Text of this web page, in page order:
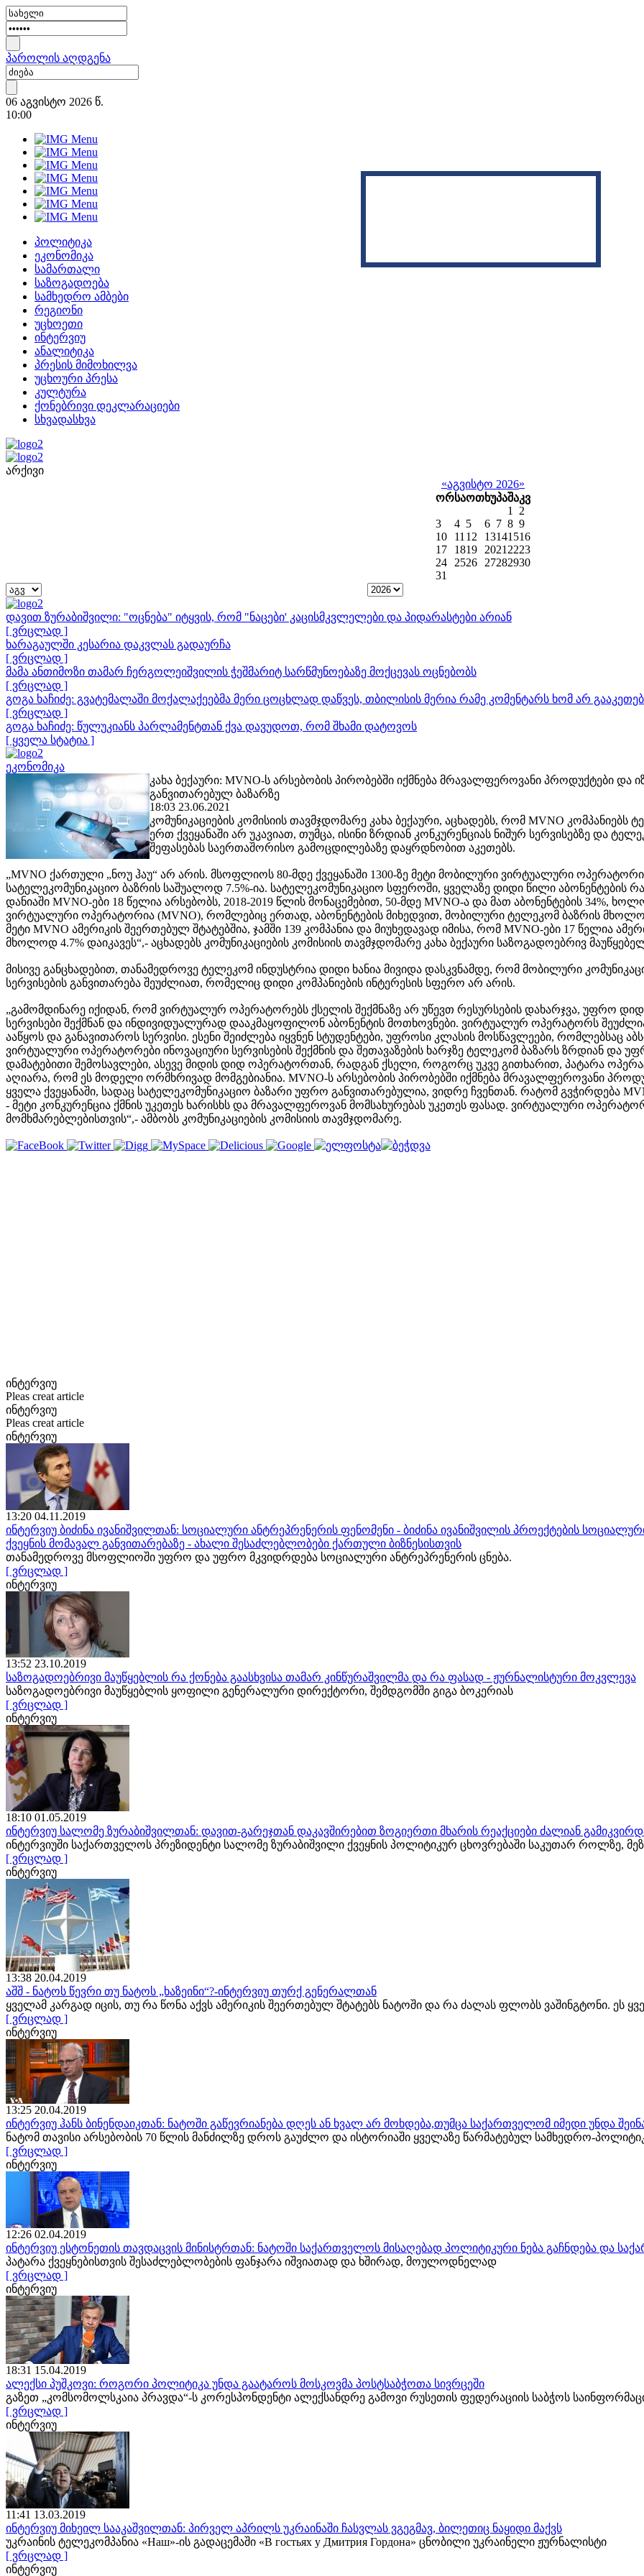
პაროლის აღდგენა
06 აგვისტო 2026 წ.
10:00
პოლიტიკა
ეკონომიკა
სამართალი
საზოგადოება
სამხედრო ამბები
რეგიონი
უცხოეთი
ინტერვიუ
ანალიტიკა
პრესის მიმოხილვა
უცხოური პრესა
კულტურა
ქონებრივი დეკლარაციები
სხვადასხვა
არქივი
«აგვისტო 2026»
ორსაოთხუპაშაკვ
1
2
3
4 5 6 7 8 9
10
11 12 13141516
17
1819 2021 2223
24
2526 27282930
31
დავით ზურაბიშვილი: "ოცნება" იტყვის, რომ "ნაცები' კაცისმკვლელები და პიდარასტები არიან
[ ვრცლად ]
ხარაგაულში კესარია დაკვლას გადაურჩა
[ ვრცლად ]
მამა ანთიმოზი თამარ ჩერგოლეიშვილის ჭეშმარიტ სარწმუნოებაზე მოქცევას ოცნებობს
[ ვრცლად ]
გოგა ხაჩიძე: გვატემალაში მოქალაქეებმა მერი ცოცხლად დაწვეს, თბილისის მერია რამე კომენტარს ხომ არ
[ ვრცლად ]
გოგა ხაჩიძე: წულუკიანს პარლამენტთან ქვა დავუდოთ, რომ შხამი დატოვოს
[ ყველა სტატია ]
ეკონომიკა
კახა ბექაური: MVNO-ს არსებობის პირობებში იქმნება მრავალფეროვანი პროდუქტები
განვითარებულ ბაზარზე
18:03 23.06.2021
კომუნიკაციების კომისიის თავმჯდომარე კახა ბექაური, აცხადებს, რომ MVNO
ერთ ქვეყანაში არ უკავიათ, თუმცა, ისინი ზრდიან კონკურენციას ნიშურ სერვისებზე და
შეფასებას საერთაშორისო გამოცდილებაზე დაყრდნობით აკეთებს.
„MVNO ქართული „ნოუ ჰაუ“ არ არის. მსოფლიოს 80-მდე ქვეყანაში 1300-ზე მეტი მობილური ვირტუალური
სატელეკომუნიკაციო ბაზრის საშუალოდ 7.5%-ია. სატელეკომუნიკაციო სფეროში, ყველაზე დიდი წილი
დანიაში MVNO-ები 18 წელია არსებობს, 2018-2019 წლის მონაცემებით, 50-მდე MVNO-ა და მათ აბონენტების 34%,
ვირტუალური ოპერატორია (MVNO), რომლებიც ერთად, აბონენტების მიხედვით, მობილური ტელეკომ ბაზრის
მეტი MVNO ამერიკის შეერთებულ შტატებშია, ჯამში 139 კომპანია და მიუხედავად იმისა, რომ MVNO-ები 17 წელია
მხოლოდ 4.7% დაიკავეს“,- აცხადებს კომუნიკაციების კომისიის თავმჯდომარე კახა ბექაური საზოგადოებრივ
მისივე განცხადებით, თანამედროვე ტელეკომ ინდუსტრია დიდი ხანია მივიდა დასკვნამდე, რომ მობილური
სერვისების განვითარება შეუძლიათ, რომელიც დიდი კომპანიების ინტერესის სფერო არ არის.
„გამომდინარე იქიდან, რომ ვირტუალურ ოპერატორებს ქსელის შექმნაზე არ უწევთ რესურსების დახარჯვა, უფრო
სერვისები შექმნან და ინდივიდუალურად დააკმაყოფილონ აბონენტის მოთხოვნები. ვირტუალურ ოპერატორს
ააწყოს და განავითაროს სერვისი. ესენი შეიძლება იყვნენ სტუდენტები, უფროსი კლასის მოსწავლეები, რომლებსაც
ვირტუალური ოპერატორები ინოვაციური სერვისების შექმნის და შეთავაზების ხარჯზე ტელეკომ ბაზარს ზრდიან და
დამატებითი შემოსავლები, ასევე მიდის დიდ ოპერატორთან, რადგან ქსელი, როგორც უკვე გითხარით, პატარა
აღიარა, რომ ეს მოდელი ორმხრივად მომგებიანია. MVNO-ს არსებობის პირობებში იქმნება მრავალფეროვანი
ყველა ქვეყანაში, სადაც სატელეკომუნიკაციო ბაზარი უფრო განვითარებულია, ვიდრე ჩვენთან. რატომ გვჭირდება
- მეტი კონკურენცია ქმნის უკეთეს ხარისხს და მრავალფეროვან მომსახურებას უკეთეს ფასად. ვირტუალური
მომხმარებლებისთვის“,- ამბობს კომუნიკაციების კომისიის თავმჯდომარე.
ინტერვიუ
Pleas creat article
ინტერვიუ
Pleas creat article
ინტერვიუ
13:20 04.11.2019
ინტერვიუ ბიძინა ივანიშვილთან: სოციალური ანტრეპრენერის ფენომენი - ბიძინა ივანიშვილის პროექტების
ქვეყნის მომავალ განვითარებაზე - ახალი შესაძლებლობები ქართული ბიზნესისთვის
თანამედროვე მსოფლიოში უფრო და უფრო მკვიდრდება სოციალური ანტრეპრენერის ცნება.
[ ვრცლად ]
ინტერვიუ
13:52 23.10.2019
საზოგადოებრივი მაუწყებლის რა ქონება გაასხვისა თამარ კინწურაშვილმა და რა ფასად - ჟურნალისტური მოკვლევა
საზოგადოებრივი მაუწყებლის ყოფილი გენერალური დირექტორი, შემდგომში გიგა ბოკერიას
[ ვრცლად ]
ინტერვიუ
18:10 01.05.2019
ინტერვიუ სალომე ზურაბიშვილთან: დავით-გარეჯთან დაკავშირებით ზოგიერთი მხარის რეაქციები ძალიან
ინტერვიუში საქართველოს პრეზიდენტი სალომე ზურაბიშვილი ქვეყნის პოლიტიკურ ცხოვრებაში საკუთარ როლზე,
[ ვრცლად ]
ინტერვიუ
13:38 20.04.2019
აშშ - ნატოს წევრი თუ ნატოს „ხაზეინი“?-ინტერვიუ თურქ გენერალთან
ყველამ კარგად იცის, თუ რა წონა აქვს ამერიკის შეერთებულ შტატებს ნატოში და რა ძალას ფლობს ვაშინგტონი. ეს
[ ვრცლად ]
ინტერვიუ
13:25 20.04.2019
ინტერვიუ ჰანს ბინენდაიკთან: ნატოში გაწევრიანება დღეს ან ხვალ არ მოხდება,თუმცა საქართველომ იმედი უნდა
ნატომ თავისი არსებობის 70 წლის მანძილზე დროს გაუძლო და ისტორიაში ყველაზე წარმატებულ სამხედრო-
[ ვრცლად ]
ინტერვიუ
12:26 02.04.2019
ინტერვიუ ესტონეთის თავდაცვის მინისტრთან: ნატოში საქართველოს მისაღებად პოლიტიკური ნება გაჩნდება და
პატარა ქვეყნებისთვის შესაძლებლობების ფანჯარა იშვიათად და ხშირად, მოულოდნელად
[ ვრცლად ]
ინტერვიუ
18:31 15.04.2019
ალექსი პუშკოვი: როგორი პოლიტიკა უნდა გაატაროს მოსკოვმა პოსტსაბჭოთა სივრცეში
გაზეთ „კომსომოლსკაია პრავდა“-ს კორესპონდენტი ალექსანდრე გამოვი რუსეთის ფედერაციის საბჭოს
[ ვრცლად ]
ინტერვიუ
11:41 13.03.2019
ინტერვიუ მიხეილ სააკაშვილთან: პირველ აპრილს უკრაინაში ჩასვლას ვგეგმავ, ბილეთიც ნაყიდი მაქვს
უკრაინის ტელეკომპანია «Наш»-ის გადაცემაში «В гостьях у Дмитрия Гордона» ცნობილი უკრაინელი ჟურნალისტი
[ ვრცლად ]
ინტერვიუ